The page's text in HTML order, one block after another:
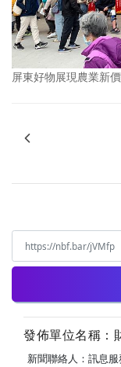
屏東好物展現農業新
發佈單位名稱：
新聞聯絡人：訊息服